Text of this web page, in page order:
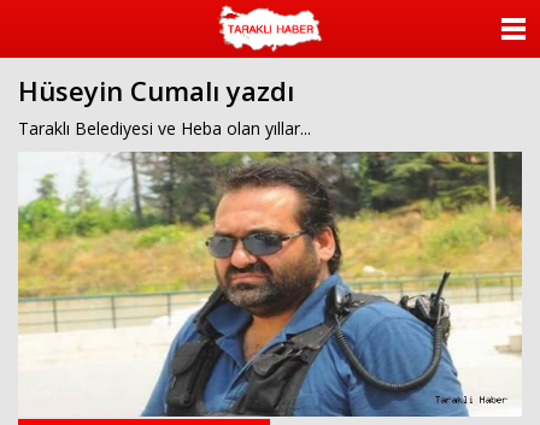
Hüseyin Cumalı yazdı
Taraklı Belediyesi ve Heba olan yıllar...
ANKETLER
FOTO GALERİ
VİDEO GALERİ
KÜNYE